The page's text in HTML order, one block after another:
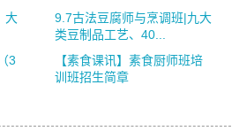
大
9.7古法豆腐师与烹调班|九大
类豆制品工艺、40...
3
【素食课讯】素食厨师班培
训班招生简章